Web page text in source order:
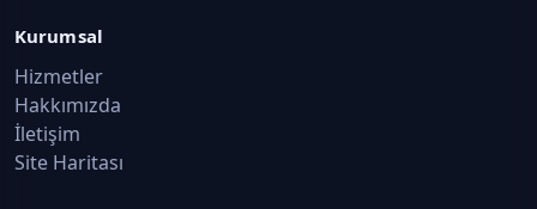
Kurumsal
Hizmetler
Hakkımızda
İletişim
Site Haritası